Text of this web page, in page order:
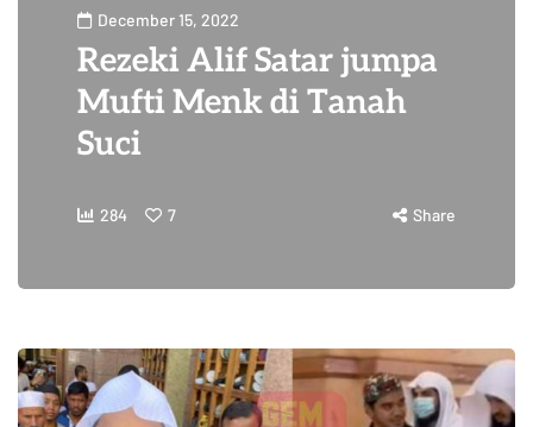
December 15, 2022
Rezeki Alif Satar jumpa
Mufti Menk di Tanah
Suci
284 7 Share